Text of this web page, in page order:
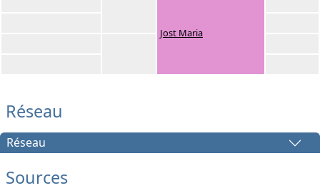
Jost Maria
Réseau
Réseau
Sources